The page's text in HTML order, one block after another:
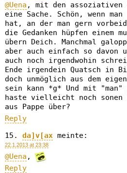
@Uena , mit den assoziativen
eine Sache. Schön, wenn
hat, an der man gern
die Gedanken hüpfen einem
übern Deich. Manchmal
aber auch einfach so davon
auch noch irgendwohin
Ende irgendein Quatsch in
doch unmöglich aus dem
sein kann *g* Und mit
haste vielleicht noch sonen
aus Pappe über?
Reply
da]v[ax meinte:
22.1.2013 at 23:38
@Uena ,
Reply